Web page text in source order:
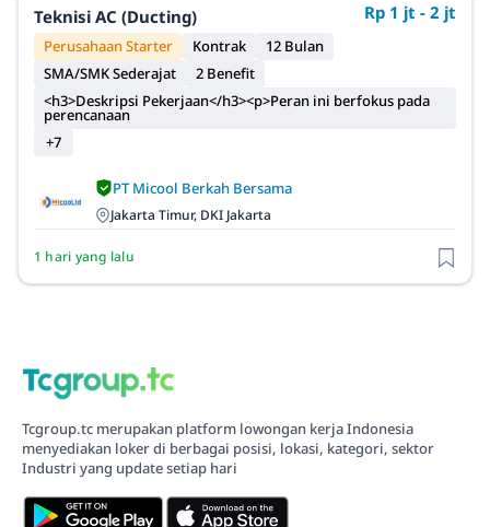
Teknisi AC (Ducting) Rp 1 jt - 2 jt
Perusahaan Starter Kontrak
12 Bulan
SMA/SMK Sederajat
2 Benefit
<h3>Deskripsi Pekerjaan</h3><p>Peran ini berfokus pada
perencanaan
+7
PT Micool Berkah Bersama
Jakarta Timur, DKI Jakarta
1 hari yang lalu
Tcgroup.tc merupakan platform lowongan kerja Indonesia
menyediakan loker di berbagai posisi, lokasi, kategori, sektor
Industri yang update setiap hari